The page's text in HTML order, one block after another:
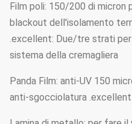
Film poli: 150/200 di micron
blackout dell'isolamento
.excellent: Due/tre strati
sistema della cremagliera
Panda Film: anti-UV 150
anti-sgocciolatura .excellent